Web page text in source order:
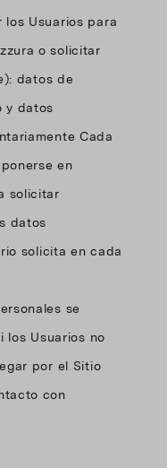
los Usuarios para
o solicitar
datos de
y datos
Cada
en
solicitar
datos
solicita en cada
se
los Usuarios no
por el Sitio
con